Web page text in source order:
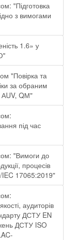
"Підготовка
з вимогами
1.6» у
"Повірка та
за обраним
АUV, QМ"
під час
"Вимоги до
процесів
IEC 17065:2019"
аудиторів
ДСТУ EN
ДСТУ ISO